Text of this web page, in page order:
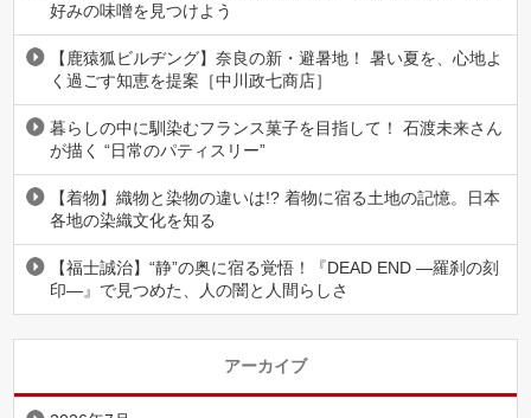
好みの味噌を見つけよう
【鹿猿狐ビルヂング】奈良の新・避暑地！ 暑い夏を、心地よ
く過ごす知恵を提案［中川政七商店］
暮らしの中に馴染むフランス菓子を目指して！ 石渡未来さん
が描く “日常のパティスリー”
【着物】織物と染物の違いは!? 着物に宿る土地の記憶。日本
各地の染織文化を知る
【福士誠治】“静”の奥に宿る覚悟！『DEAD END ―羅刹の刻
印―』で見つめた、人の闇と人間らしさ
アーカイブ